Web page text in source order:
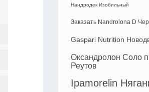
Нандродек Изобильный
Заказать Nandrolona D
Gaspari Nutrition
Оксандролон Соло
Реутов
Ipamorelin